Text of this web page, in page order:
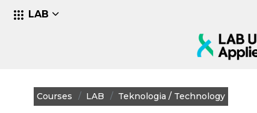
LAB
Courses LAB Teknologia / Technology